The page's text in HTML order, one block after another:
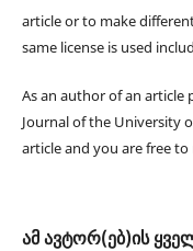
article or to make
same license is used
As an author of an article
Journal of the University
article and you are free
ამ ავტორ(ებ)ის